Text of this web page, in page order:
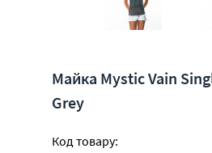
Майка Mystic Vain
Grey
Код товару: